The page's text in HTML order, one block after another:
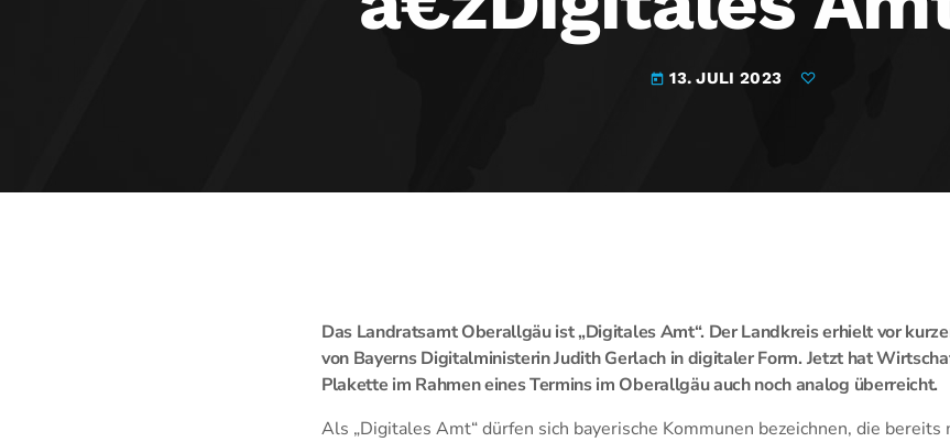
today 13. JULI 2023
Das Landratsamt Oberallgäu ist „Digitales Amt“. Der Landkreis erhielt vor
von Bayerns Digitalministerin Judith Gerlach in digitaler Form. Jetzt hat
Plakette im Rahmen eines Termins im Oberallgäu auch noch analog überreicht.
Als „Digitales Amt“ dürfen sich bayerische Kommunen bezeichnen, die